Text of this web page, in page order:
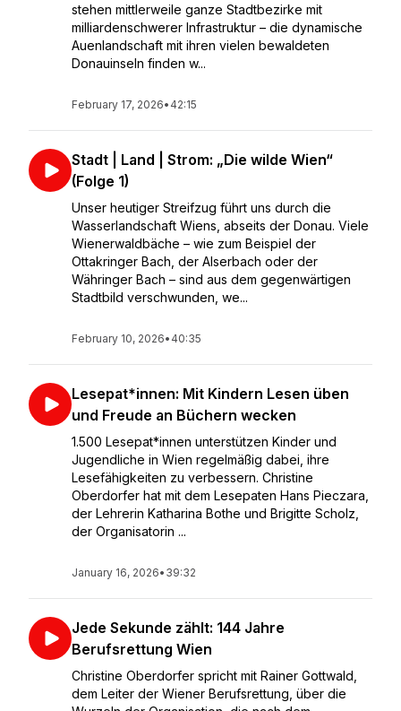
stehen mittlerweile ganze Stadtbezirke mit
milliardenschwerer Infrastruktur – die dynamische
Auenlandschaft mit ihren vielen bewaldeten
Donauinseln finden w...
February 17, 2026• 42:15
Stadt | Land | Strom: „Die wilde Wien“
(Folge 1)
Unser heutiger Streifzug führt uns durch die
Wasserlandschaft Wiens, abseits der Donau. Viele
Wienerwaldbäche – wie zum Beispiel der
Ottakringer Bach, der Alserbach oder der
Währinger Bach – sind aus dem gegenwärtigen
Stadtbild verschwunden, we...
February 10, 2026• 40:35
Lesepat*innen: Mit Kindern Lesen üben
und Freude an Büchern wecken
1.500 Lesepat*innen unterstützen Kinder und
Jugendliche in Wien regelmäßig dabei, ihre
Lesefähigkeiten zu verbessern. Christine
Oberdorfer hat mit dem Lesepaten Hans Pieczara,
der Lehrerin Katharina Bothe und Brigitte Scholz,
der Organisatorin ...
January 16, 2026• 39:32
Jede Sekunde zählt: 144 Jahre
Berufsrettung Wien
Christine Oberdorfer spricht mit Rainer Gottwald,
dem Leiter der Wiener Berufsrettung, über die